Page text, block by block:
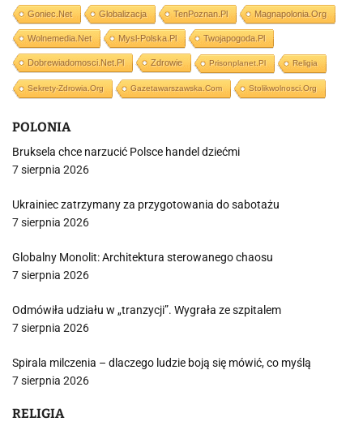
Goniec.net Globalizacja TenPoznan.pl Magnapolonia.org
Wolnemedia.net Mysl-Polska.pl Twojapogoda.pl
Dobrewiadomosci.net.pl Zdrowie Prisonplanet.pl Religia
Sekrety-Zdrowia.org Gazetawarszawska.com Stolikwolnosci.org
POLONIA
Bruksela chce narzucić Polsce handel dziećmi
7 sierpnia 2026
Ukrainiec zatrzymany za przygotowania do sabotażu
7 sierpnia 2026
Globalny Monolit: Architektura sterowanego chaosu
7 sierpnia 2026
Odmówiła udziału w „tranzycji”. Wygrała ze szpitalem
7 sierpnia 2026
Spirala milczenia – dlaczego ludzie boją się mówić, co myślą
7 sierpnia 2026
RELIGIA